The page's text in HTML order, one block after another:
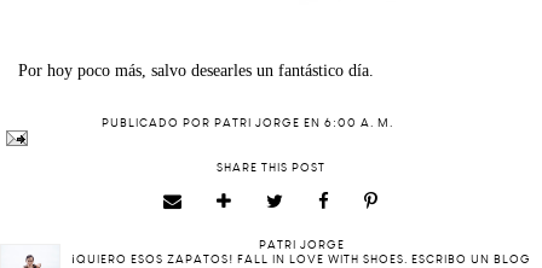
Por hoy poco más, salvo desearles un fantástico día.
PUBLICADO POR PATRI JORGE EN 6:00 A. M.
SHARE THIS POST
PATRI JORGE
¡QUIERO ESOS ZAPATOS! FALL IN LOVE WITH SHOES. ESCRIBO UN BLOG